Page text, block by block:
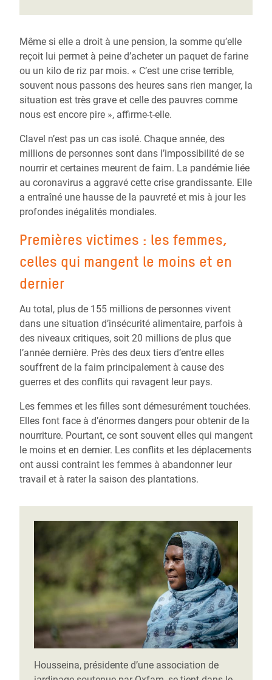
Même si elle a droit à une pension, la somme qu’elle
reçoit lui permet à peine d’acheter un paquet de farine
ou un kilo de riz par mois. « C’est une crise terrible,
souvent nous passons des heures sans rien manger, la
situation est très grave et celle des pauvres comme
nous est encore pire », affirme-t-elle.
Clavel n’est pas un cas isolé. Chaque année, des
millions de personnes sont dans l’impossibilité de se
nourrir et certaines meurent de faim. La pandémie liée
au coronavirus a aggravé cette crise grandissante. Elle
a entraîné une hausse de la pauvreté et mis à jour les
profondes inégalités mondiales.
Premières victimes : les femmes,
celles qui mangent le moins et en
dernier
Au total, plus de 155 millions de personnes vivent
dans une situation d’insécurité alimentaire, parfois à
des niveaux critiques, soit 20 millions de plus que
l’année dernière. Près des deux tiers d’entre elles
souffrent de la faim principalement à cause des
guerres et des conflits qui ravagent leur pays.
Les femmes et les filles sont démesurément touchées.
Elles font face à d’énormes dangers pour obtenir de la
nourriture. Pourtant, ce sont souvent elles qui mangent
le moins et en dernier. Les conflits et les déplacements
ont aussi contraint les femmes à abandonner leur
travail et à rater la saison des plantations.
Housseina, présidente d’une association de